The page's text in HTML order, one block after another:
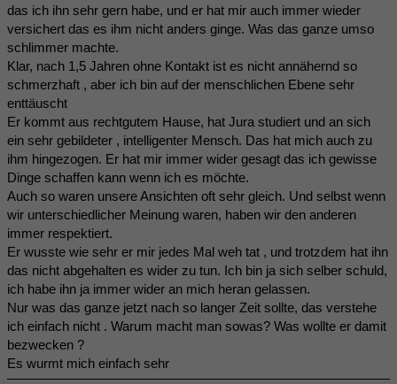
das ich ihn sehr gern habe, und er hat mir auch immer wieder
versichert das es ihm nicht anders ginge. Was das ganze umso
schlimmer machte.
Klar, nach 1,5 Jahren ohne Kontakt ist es nicht annähernd so
schmerzhaft , aber ich bin auf der menschlichen Ebene sehr
enttäuscht
Er kommt aus rechtgutem Hause, hat Jura studiert und an sich
ein sehr gebildeter , intelligenter Mensch. Das hat mich auch zu
ihm hingezogen. Er hat mir immer wider gesagt das ich gewisse
Dinge schaffen kann wenn ich es möchte.
Auch so waren unsere Ansichten oft sehr gleich. Und selbst wenn
wir unterschiedlicher Meinung waren, haben wir den anderen
immer respektiert.
Er wusste wie sehr er mir jedes Mal weh tat , und trotzdem hat ihn
das nicht abgehalten es wider zu tun. Ich bin ja sich selber schuld,
ich habe ihn ja immer wider an mich heran gelassen.
Nur was das ganze jetzt nach so langer Zeit sollte, das verstehe
ich einfach nicht . Warum macht man sowas? Was wollte er damit
bezwecken ?
Es wurmt mich einfach sehr